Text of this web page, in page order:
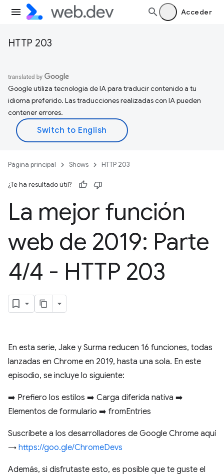
Acceder
HTTP 203
Google utiliza tecnología de IA para traducir contenido a tu
idioma preferido. Las traducciones realizadas con IA pueden
contener errores.
Página principal Shows HTTP 203
¿Te ha resultado útil?
La mejor función
web de 2019: Parte
4/4 - HTTP 203
En esta serie, Jake y Surma reducen 16 funciones, todas
lanzadas en Chrome en 2019, hasta una sola. En este
episodio, se incluye lo siguiente:
➡️ Prefiero los estilos ➡️ Carga diferida nativa ➡️
Elementos de formulario ➡️ fromEntries
Suscríbete a los desarrolladores de Google Chrome aquí
→ https://goo.gle/ChromeDevs
Además, si disfrutaste esto, es posible que te guste el